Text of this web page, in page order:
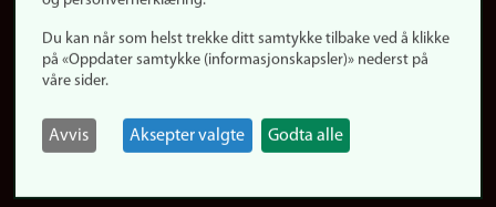
Logg inn
Rediger din ansattside
Du kan når som helst trekke ditt samtykke tilbake ved å klikke
på «Oppdater samtykke (informasjonskapsler)» nederst på
våre sider.
Avvis Aksepter valgte Godta alle